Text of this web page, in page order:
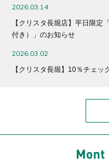
2026.03.14
【クリスタ長堀店】平日限
付き）」のお知らせ
2026.03.02
【クリスタ長堀】10％チェ